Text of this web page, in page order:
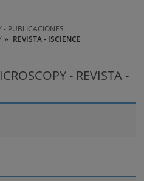
- PUBLICACIONES
REVISTA - ISCIENCE
- REVISTA -